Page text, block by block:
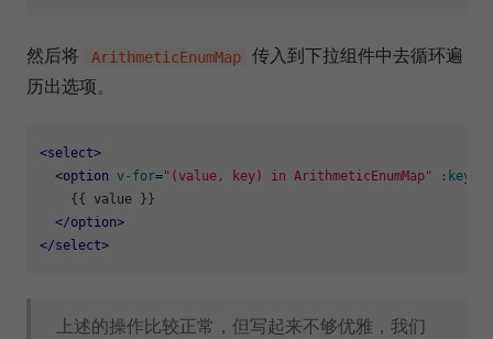
然后将 ArithmeticEnumMap
传入到下拉组件中去循环遍
历出选项。
<select>
<option v-for="(value, key) in ArithmeticEnumMap" :key
    {{ value }}
</option>
</select>
上述的操作比较正常，但写起来不够优雅，我们